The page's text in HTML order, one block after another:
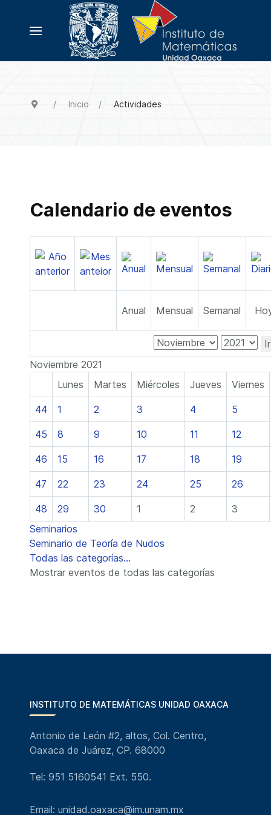
Inicio Actividades
Calendario de eventos
Anual Mensual Semanal
Noviembre 2021
Lunes
Martes Miércoles Jueves Viernes
44 1 2 3 4 5
45 8 9 10 11 12
46 15 16 17 18 19
47 22 23 24 25 26
48 29 30 1 2
3
Seminarios
Seminario de Teoría de Nudos
Todas las categorías...
Mostrar eventos de todas las categorías
INSTITUTO DE MATEMÁTICAS UNIDAD OAXACA
Antonio de León #2, altos, Col. Centro,
Oaxaca de Juárez, CP. 68000
Tel: 951 5160541 Ext. 550.
Email: unidad.oaxaca@im.unam.mx